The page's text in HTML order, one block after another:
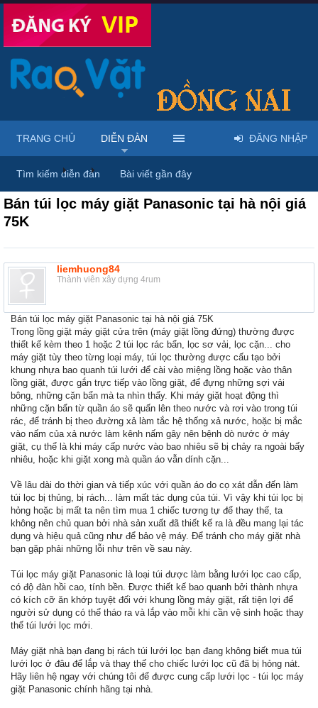
Diễn đàn ... Mua bán & sửa điện tử, điện lạnh
Bán túi lọc máy giặt Panasonic tại hà nội giá
75K
liemhuong84
Thành viên xây dựng 4rum
Bán túi lọc máy giặt Panasonic tại hà nội giá 75K
Trong lồng giặt máy giặt cửa trên (máy giặt lồng đứng) thường được
thiết kế kèm theo 1 hoặc 2 túi lọc rác bẩn, lọc sơ vải, lọc cặn... cho
máy giặt tùy theo từng loại máy, túi lọc thường được cấu tạo bởi
khung nhựa bao quanh túi lưới để cài vào miệng lồng hoặc vào thân
lồng giặt, được gắn trực tiếp vào lồng giặt, để đựng những sợi vải
bông, những cặn bẩn mà ta nhìn thấy. Khi máy giặt hoạt động thì
những cặn bẩn từ quần áo sẽ quấn lên theo nước và rơi vào trong túi
rác, để tránh bị theo đường xả làm tắc hệ thống xả nước, hoặc bị mắc
vào nấm của xả nước làm kênh nấm gây nên bệnh dò nước ở máy
giặt, cụ thể là khi máy cấp nước vào bao nhiêu sẽ bị chảy ra ngoài bấy
nhiêu, hoặc khi giặt xong mà quần áo vẫn dính cặn...
Về lâu dài do thời gian và tiếp xúc với quần áo do cọ xát dẫn đến làm
túi lọc bị thủng, bị rách... làm mất tác dụng của túi. Vì vậy khi túi lọc bị
hỏng hoặc bị mất ta nên tìm mua 1 chiếc tương tự để thay thế, ta
không nên chủ quan bởi nhà sản xuất đã thiết kế ra là đều mang lại tác
dụng và hiệu quả cũng như để bảo vệ máy. Để tránh cho máy giặt nhà
bạn gặp phải những lỗi như trên về sau này.
Túi lọc máy giặt Panasonic là loại túi được làm bằng lưới lọc cao cấp,
có độ đàn hồi cao, tính bền. Được thiết kế bao quanh bởi thành nhựa
có kích cỡ ăn khớp tuyệt đối với khung lồng máy giặt, rất tiện lợi để
người sử dụng có thể tháo ra và lắp vào mỗi khi cần vệ sinh hoặc thay
thế túi lưới lọc mới.
Máy giặt nhà bạn đang bị rách túi lưới lọc bạn đang không biết mua túi
lưới lọc ở đâu để lắp và thay thế cho chiếc lưới lọc cũ đã bị hỏng nát.
Hãy liên hệ ngay với chúng tôi để được cung cấp lưới lọc - túi lọc máy
giặt Panasonic chính hãng tại nhà.
TRANG CHỦ DIỄN ĐÀN
Tìm kiếm diễn đàn Bài viết gần đây
ĐĂNG NHẬP